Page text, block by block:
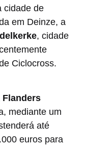
cidade de
em Deinze, a
, cidade
Ciclocross.
Flanders
mediante um
até
euros para